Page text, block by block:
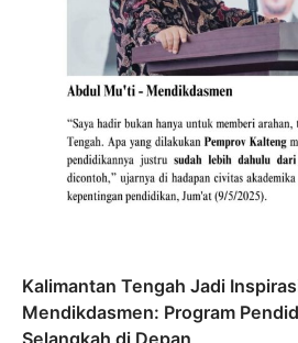
Kalimantan Tengah Jadi
Mendikdasmen: Program
Selangkah di Depan